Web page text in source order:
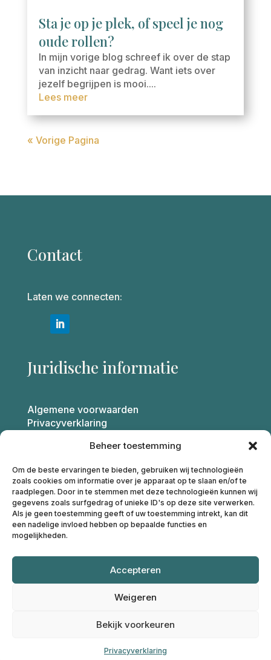
Beheer toestemming
Om de beste ervaringen te bieden, gebruiken wij technologieën
zoals cookies om informatie over je apparaat op te slaan en/of te
raadplegen. Door in te stemmen met deze technologieën kunnen wij
gegevens zoals surfgedrag of unieke ID's op deze site verwerken.
Als je geen toestemming geeft of uw toestemming intrekt, kan dit
een nadelige invloed hebben op bepaalde functies en
mogelijkheden.
Accepteren
Weigeren
Bekijk voorkeuren
Privacyverklaring
Sta je op je plek, of speel je nog
oude rollen?
In mijn vorige blog schreef ik over de stap
van inzicht naar gedrag. Want iets over
jezelf begrijpen is mooi....
Lees meer
« Vorige Pagina
Contact
Laten we connecten:
Juridische informatie
Algemene voorwaarden
Privacyverklaring
Coaching
M: 068687881
E:info@francavanmontfoort.nl
IBAN: NL91INGB0004674915